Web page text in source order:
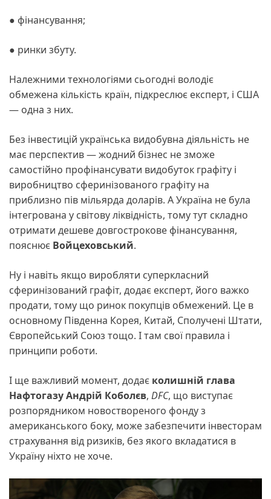
● фінансування;
● ринки збуту.
Належними технологіями сьогодні володіє
обмежена кількість країн, підкреслює експерт, і США
— одна з них.
Без інвестицій українська видобувна діяльність не
має перспектив — жодний бізнес не зможе
самостійно профінансувати видобуток графіту і
виробництво сферинізованого графіту на
приблизно пів мільярда доларів. А Україна не була
інтегрована у світову ліквідність, тому тут складно
отримати дешеве довгострокове фінансування,
пояснює Войцеховський.
Ну і навіть якщо виробляти суперкласний
сферинізований графіт, додає експерт, його важко
продати, тому що ринок покупців обмежений. Це в
основному Південна Корея, Китай, Сполучені Штати,
Європейський Союз тощо. І там свої правила і
принципи роботи.
І ще важливий момент, додає колишній глава
Нафтогазу Андрій Коболєв, DFC, що виступає
розпорядником новоствореного фонду з
американського боку, може забезпечити інвесторам
страхування від ризиків, без якого вкладатися в
Україну ніхто не хоче.